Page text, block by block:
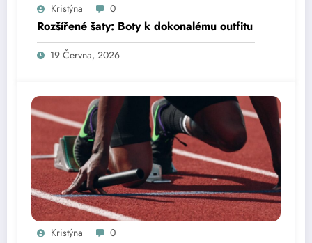
Kristýna 0
Rozšířené šaty: Boty k dokonalému outfitu
19 Června, 2026
Kristýna 0